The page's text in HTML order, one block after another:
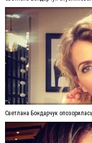
Светлана Бондарчук